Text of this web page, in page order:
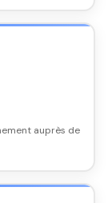
auprès de